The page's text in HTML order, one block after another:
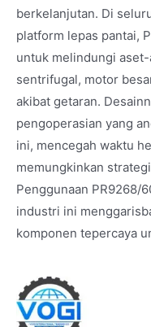
berkelanjutan. Di
platform lepas pantai,
untuk melindungi
sentrifugal, motor
akibat getaran.
pengoperasian yang
ini, mencegah waktu
memungkinkan
Penggunaan PR9268/
industri ini
komponen tepercaya